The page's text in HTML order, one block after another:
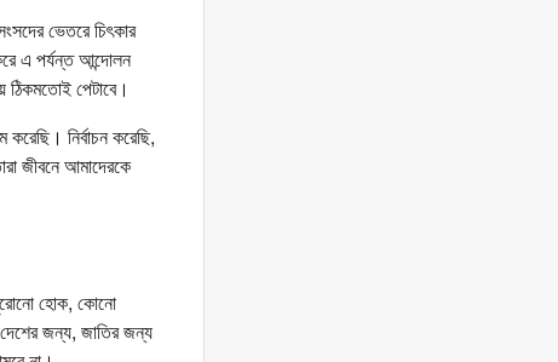
ভেতরে চিৎকার
এ পর্যন্ত আন্দোলন
পেটাবে।
নির্বাচন করেছি,
জীবনে আমাদেরকে
হোক, কোনো
জন্য, জাতির জন্য